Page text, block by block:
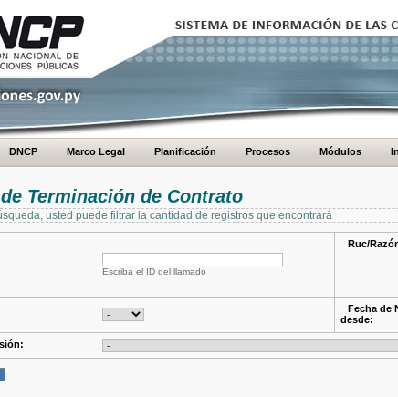
DNCP Marco Legal Planificación Procesos Módulos
Terminación de Contrato
usted puede filtrar la cantidad de registros que encontrará
Escriba el ID del llamado
Ruc/
Fecha de
desde: